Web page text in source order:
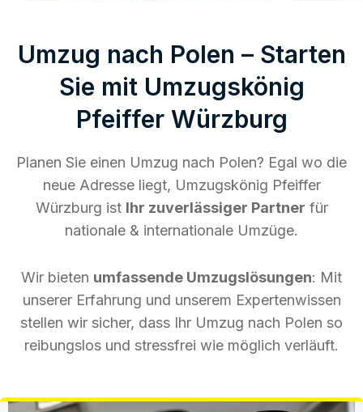
Umzug nach Polen – Starten
Sie mit Umzugskönig
Pfeiffer Würzburg
Planen Sie einen Umzug nach Polen? Egal wo die
neue Adresse liegt, Umzugskönig Pfeiffer
Würzburg ist Ihr zuverlässiger Partner für
nationale & internationale Umzüge.
Wir bieten umfassende Umzugslösungen: Mit
unserer Erfahrung und unserem Expertenwissen
stellen wir sicher, dass Ihr Umzug nach Polen so
reibungslos und stressfrei wie möglich verläuft.